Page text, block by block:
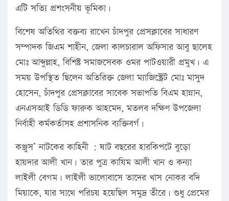
এটি সত্যি প্রশংসনীয় ভূমিকা।
বিশেষ অতিথির বক্তব্য রাখেন চাঁদপুর প্রেসক্লাবের সাধারণ
সম্পাদক জিএম শাহীন, জেলা কালচারাল অফিসার আবু ছালেহ
মোঃ আব্দুল্লাহ, বিশিষ্ট সমাজসেবক ওমর পাটওয়ারী প্রমুখ। এ
সময় উপস্থিত ছিলেন অতিরিক্ত জেলা ম্যাজিস্ট্রেট মোঃ মাসুদ
হোসেন, চাঁদপুর প্রেসক্লাবের সাবেক সভাপতি বিএম হান্নান,
এনএসআই ডিডি ফারুক আহমেদ, মতলব দক্ষিণ উপজেলা
নির্বাহী কর্মকর্তাসহ প্রশাসনিক ব্যক্তিবর্গ।
কঞ্জুস’ নাটকের কাহিনী : ষাট বছরের হারকিপটে বুড়ো
হায়দার আলী খান। তার পুত্র কাযিম আলী খান ও কন্যা
লাইলী বেগম। লাইলী ভালোবাসে তাদের খাস নোকর বদি
মিয়াকে, যার সাথে পরিচয় হয়েছিল সমুদ্র তীরে। শুধু প্রেমের